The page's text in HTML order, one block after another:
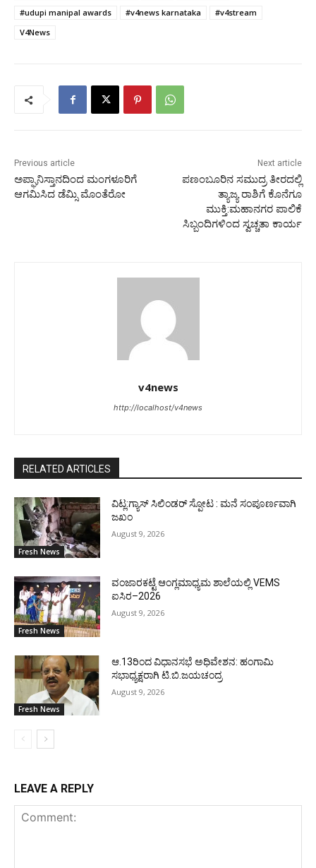
#udupi manipal awards
#v4news karnataka
#v4stream
V4News
Previous article
ಅಪ್ಘಾನಿಸ್ತಾನದಿಂದ ಮಂಗಳೂರಿಗೆ
ಆಗಮಿಸಿದ ಡೆಮ್ಸಿ ಮೊಂತೆರೋ
Next article
ಪಣಂಬೂರಿನ ಸಮುದ್ರ ತೀರದಲ್ಲಿ
ತ್ಯಾಜ್ಯ ರಾಶಿಗೆ ಕೊನೆಗೂ
ಮುಕ್ತಿ:ಮಹಾನಗರ ಪಾಲಿಕೆ
ಸಿಬ್ಬಂದಿಗಳಿಂದ ಸ್ವಚ್ಚತಾ ಕಾರ್ಯ
v4news
http://localhost/v4news
RELATED ARTICLES
Fresh News
ವಿಟ್ಲ:ಗ್ಯಾಸ್ ಸಿಲಿಂಡರ್ ಸ್ಪೋಟ : ಮನೆ ಸಂಪೂರ್ಣವಾಗಿ
ಜಖಂ
August 9, 2026
Fresh News
ವಂಜಾರಕಟ್ಟೆ ಆಂಗ್ಲಮಾಧ್ಯಮ ಶಾಲೆಯಲ್ಲಿ VEMS
ಐಸಿರ–2026
August 9, 2026
Fresh News
ಆ.13ರಿಂದ ವಿಧಾನಸಭೆ ಅಧಿವೇಶನ: ಹಂಗಾಮಿ
ಸಭಾಧ್ಯಕ್ಷರಾಗಿ ಟಿ.ಬಿ.ಜಯಚಂದ್ರ
August 9, 2026
LEAVE A REPLY